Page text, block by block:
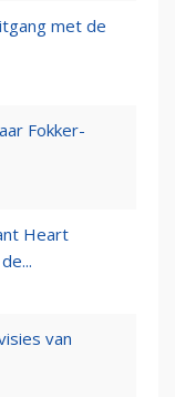
met de
Fokker-
Heart
van